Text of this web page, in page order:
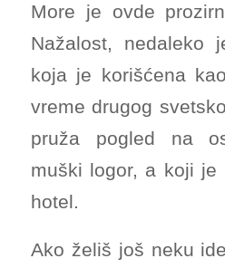
More je ovde
Nažalost, nedaleko
koja je korišćena
vreme drugog
pruža pogled na
muški logor, a koji je
hotel.
Ako želiš još neku